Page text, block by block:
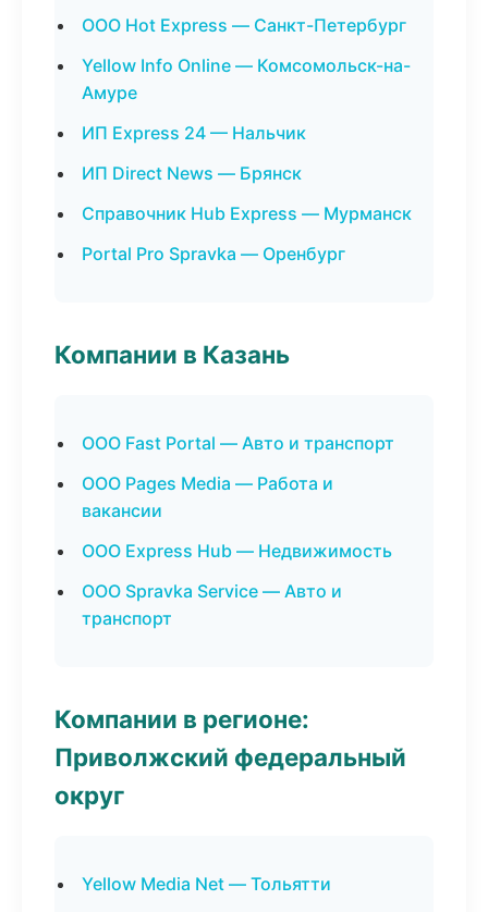
ООО Hot Express — Санкт-Петербург
Yellow Info Online — Комсомольск-на-
Амуре
ИП Express 24 — Нальчик
ИП Direct News — Брянск
Справочник Hub Express — Мурманск
Portal Pro Spravka — Оренбург
Компании в Казань
ООО Fast Portal — Авто и транспорт
ООО Pages Media — Работа и
вакансии
ООО Express Hub — Недвижимость
ООО Spravka Service — Авто и
транспорт
Компании в регионе:
Приволжский федеральный
округ
Yellow Media Net — Тольятти